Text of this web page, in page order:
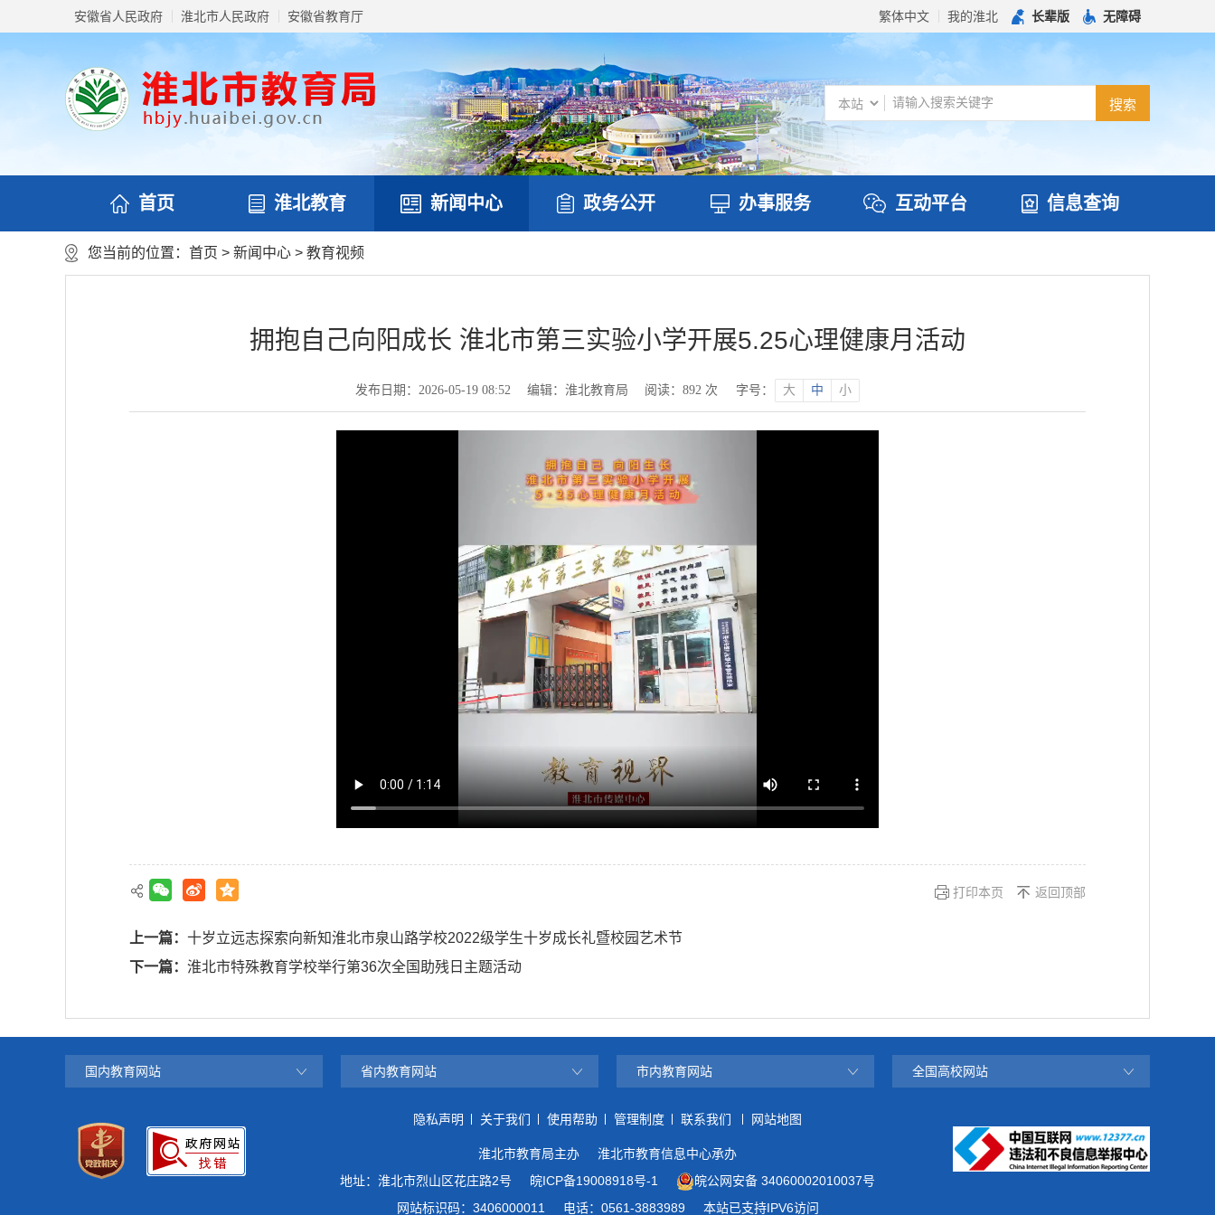
安徽省人民政府 淮北市人民政府 安徽省教育厅 繁体中文 我的淮北 长辈版 无障碍
首页 淮北教育 新闻中心 政务公开 办事服务 互动平台 信息查询
您当前的位置： 首页 > 新闻中心 > 教育视频
拥抱自己向阳成长 淮北市第三实验小学开展5.25心理健康月活动
发布日期：2026-05-19 08:52 编辑：淮北教育局 阅读： 892 次 字号： 大 中 小
打印本页 返回顶部
上一篇： 十岁立远志探索向新知淮北市泉山路学校2022级学生十岁成长礼暨校园艺术节
下一篇： 淮北市特殊教育学校举行第36次全国助残日主题活动
国内教育网站 省内教育网站 市内教育网站 全国高校网站
隐私声明 关于我们 使用帮助 管理制度 联系我们 网站地图
淮北市教育局主办
淮北市教育信息中心承办
地址：淮北市烈山区花庄路2号
皖ICP备19008918号-1
皖公网安备 34060002010037号
网站标识码：3406000011
电话：0561-3883989 本站已支持IPV6访问